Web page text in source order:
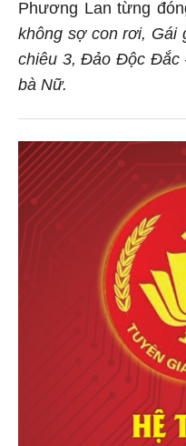
Phương Lan từng
không sợ con rơi, Gái
chiêu 3, Đảo Độc Đắc
bà Nữ.